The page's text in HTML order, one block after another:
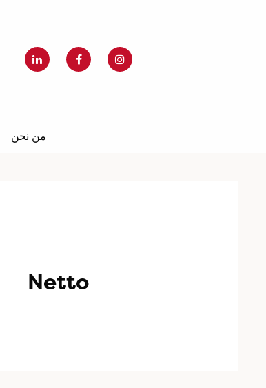
من نحن
Netto